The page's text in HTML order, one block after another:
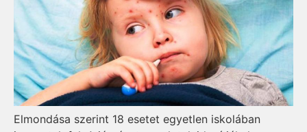
Elmondása szerint 18 esetet egyetlen iskolában